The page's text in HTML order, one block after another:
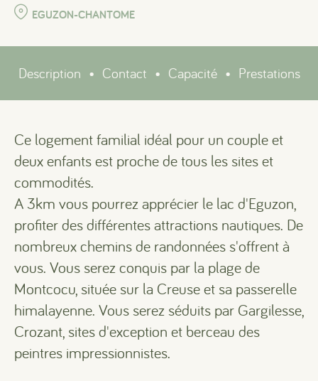
EGUZON-CHANTOME
Description • Contact • Capacité • Prestations
Ce logement familial idéal pour un couple et
deux enfants est proche de tous les sites et
commodités.
A 3km vous pourrez apprécier le lac d'Eguzon,
profiter des différentes attractions nautiques. De
nombreux chemins de randonnées s'offrent à
vous. Vous serez conquis par la plage de
Montcocu, située sur la Creuse et sa passerelle
himalayenne. Vous serez séduits par Gargilesse,
Crozant, sites d'exception et berceau des
peintres impressionnistes.